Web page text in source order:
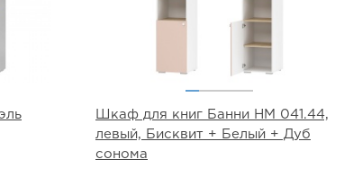
Шкаф для книг Банни НМ 041.44,
левый, Бисквит + Белый + Дуб
сонома